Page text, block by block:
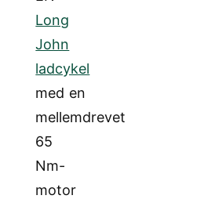
Long
John
ladcykel
med en
mellemdrevet
65
Nm-
motor